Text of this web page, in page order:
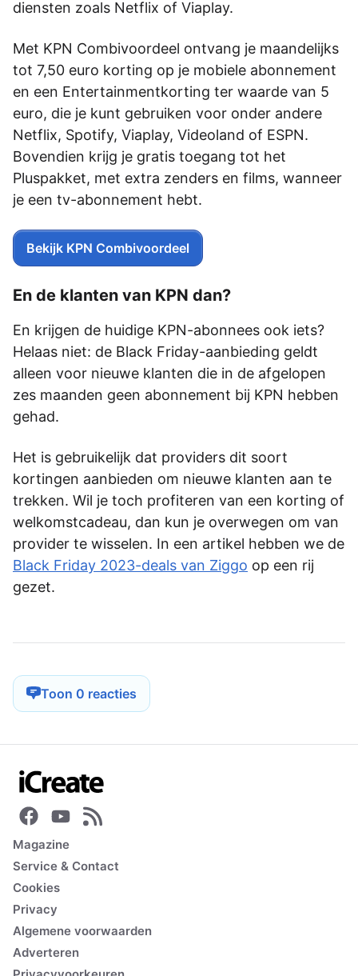
diensten zoals Netflix of Viaplay.
Met KPN Combivoordeel ontvang je maandelijks
tot 7,50 euro korting op je mobiele abonnement
en een Entertainmentkorting ter waarde van 5
euro, die je kunt gebruiken voor onder andere
Netflix, Spotify, Viaplay, Videoland of ESPN.
Bovendien krijg je gratis toegang tot het
Pluspakket, met extra zenders en films, wanneer
je een tv-abonnement hebt.
Bekijk KPN Combivoordeel
En de klanten van KPN dan?
En krijgen de huidige KPN-abonnees ook iets?
Helaas niet: de Black Friday-aanbieding geldt
alleen voor nieuwe klanten die in de afgelopen
zes maanden geen abonnement bij KPN hebben
gehad.
Het is gebruikelijk dat providers dit soort
kortingen aanbieden om nieuwe klanten aan te
trekken. Wil je toch profiteren van een korting of
welkomstcadeau, dan kun je overwegen om van
provider te wisselen. In een artikel hebben we de
Black Friday 2023-deals van Ziggo op een rij
gezet.
Toon 0 reacties
Magazine
Service & Contact
Cookies
Privacy
Algemene voorwaarden
Adverteren